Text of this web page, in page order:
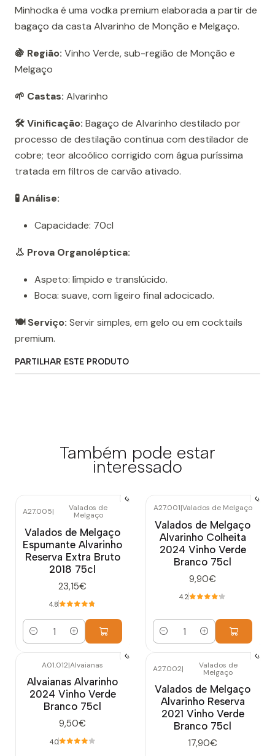
Minhodka é uma vodka premium elaborada a partir de
bagaço da casta Alvarinho de Monção e Melgaço.
🍇 Região: Vinho Verde, sub-região de Monção e
Melgaço
🌱 Castas: Alvarinho
🛠️ Vinificação: Bagaço de Alvarinho destilado por
processo de destilação contínua com destilador de
cobre; teor alcoólico corrigido com água puríssima
tratada em filtros de carvão ativado.
🧪 Análise:
Capacidade: 70cl
👃 Prova Organoléptica:
Aspeto: límpido e translúcido.
Boca: suave, com ligeiro final adocicado.
🍽️ Serviço: Servir simples, em gelo ou em cocktails
premium.
PARTILHAR ESTE PRODUTO
Também pode estar
interessado
A27.005| Valados de
Melgaço
Valados de Melgaço
Espumante Alvarinho
Reserva Extra Bruto
2018 75cl
23,15€
4.8
Quantidade
A27.001|Valados de Melgaço
Valados de Melgaço
Alvarinho Colheita
2024 Vinho Verde
Branco 75cl
9,90€
4.2
Quantidade
A01.012|Alvaianas
Alvaianas Alvarinho
2024 Vinho Verde
Branco 75cl
9,50€
4.0
A27.002| Valados de
Melgaço
Valados de Melgaço
Alvarinho Reserva
2021 Vinho Verde
Branco 75cl
17,90€